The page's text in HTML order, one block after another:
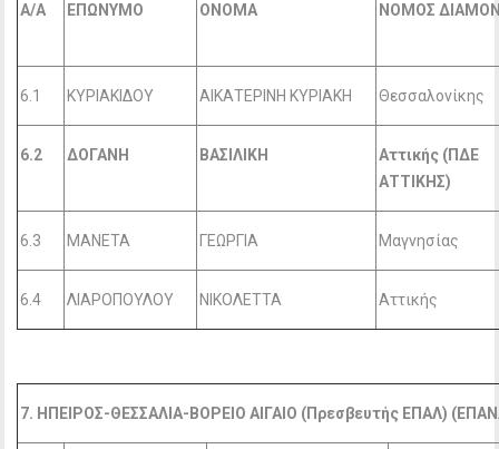
Α/Α ΕΠΩΝΥΜΟ ΟΝΟΜΑ ΝΟΜΟΣ
6.1 ΚΥΡΙΑΚΙΔΟΥ ΑΙΚΑΤΕΡΙΝΗ ΚΥΡΙΑΚΗ Θεσσαλονίκης
6.2 ΔΟΓΑΝΗ ΒΑΣΙΛΙΚΗ
Αττικής (ΠΔΕ
ΑΤΤΙΚΗΣ)
6.3 ΜΑΝΕΤΑ ΓΕΩΡΓΙΑ Μαγνησίας
6.4 ΛΙΑΡΟΠΟΥΛΟΥ ΝΙΚΟΛΕΤΤΑ Αττικής
7. ΗΠΕΙΡΟΣ-ΘΕΣΣΑΛΙΑ-ΒΟΡΕΙΟ ΑΙΓΑΙΟ (Πρεσβευτής ΕΠΑΛ)